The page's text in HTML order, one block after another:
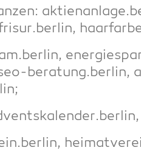
beratung.berlin,